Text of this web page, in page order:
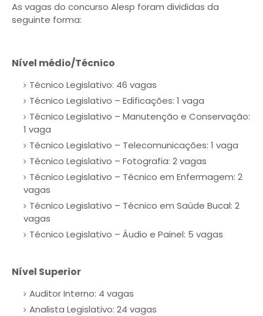
As vagas do concurso Alesp foram divididas da
seguinte forma:
Nível médio/Técnico
Técnico Legislativo: 46 vagas
Técnico Legislativo – Edificações: 1 vaga
Técnico Legislativo – Manutenção e Conservação:
1 vaga
Técnico Legislativo – Telecomunicações: 1 vaga
Técnico Legislativo – Fotografia: 2 vagas
Técnico Legislativo – Técnico em Enfermagem: 2
vagas
Técnico Legislativo – Técnico em Saúde Bucal: 2
vagas
Técnico Legislativo – Áudio e Painel: 5 vagas
Nível Superior
Auditor Interno: 4 vagas
Analista Legislativo: 24 vagas